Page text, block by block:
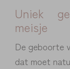
Uniek
meisje
De geboorte
dat moet